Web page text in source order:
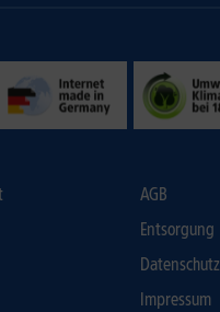
AGB
Entsorgung
Datenschutz
Impressum